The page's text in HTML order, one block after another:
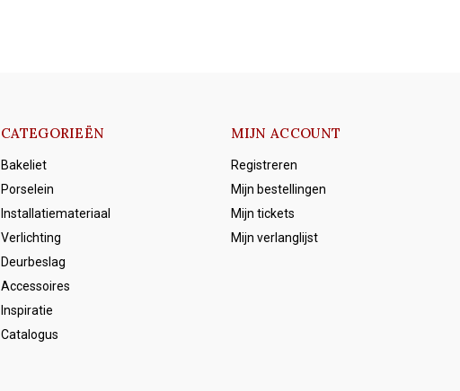
CATEGORIEËN
Bakeliet
Porselein
Installatiemateriaal
Verlichting
Deurbeslag
Accessoires
Inspiratie
Catalogus
MIJN ACCOUNT
Registreren
Mijn bestellingen
Mijn tickets
Mijn verlanglijst